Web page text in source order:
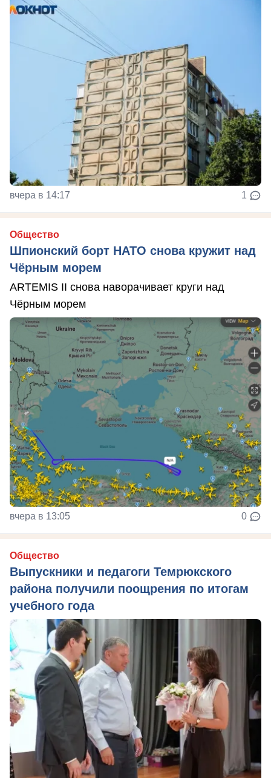
вчера в 14:17 1
Общество
Шпионский борт НАТО снова кружит над
Чёрным морем
ARTEMIS II снова наворачивает круги над
Чёрным морем
вчера в 13:05 0
Общество
Выпускники и педагоги Темрюкского
района получили поощрения по итогам
учебного года